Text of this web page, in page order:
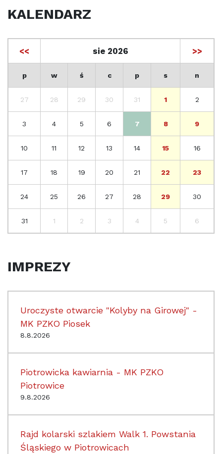
KALENDARZ
<< sie 2026 >>
p w ś c p s n
27 28 29 30 31 1 2
3 4 5 6 7 8 9
10 11 12 13 14 15 16
17 18 19 20 21 22 23
24 25 26 27 28 29 30
31 1 2 3 4 5 6
IMPREZY
Uroczyste otwarcie "Kolyby na Girowej" -
MK PZKO Piosek
8.8.2026
Piotrowicka kawiarnia - MK PZKO
Piotrowice
9.8.2026
Rajd kolarski szlakiem Walk 1. Powstania
Śląskiego w Piotrowicach